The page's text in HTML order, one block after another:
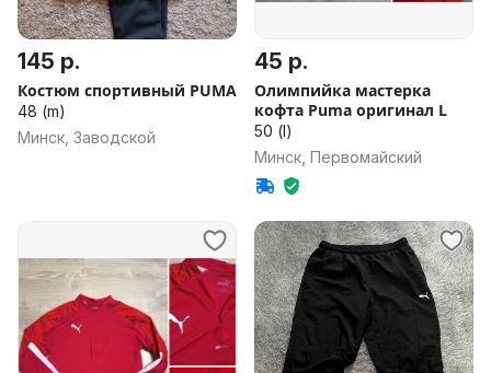
145 р.
Костюм спортивный PUMA
48 (m)
Минск, Заводской
45 р.
Олимпийка мастерка
кофта Puma оригинал L
50 (l)
Минск, Первомайский